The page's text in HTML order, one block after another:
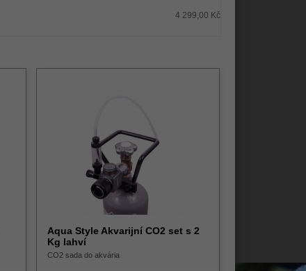
4 299,00 Kč
Aqua Style Akvarijní CO2 set s 2
Kg lahví
CO2 sada do akvária